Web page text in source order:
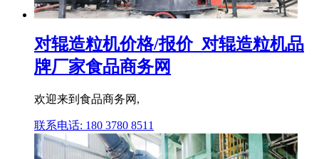
对辊造粒机价格/报价_对辊造粒机品
牌厂家食品商务网
欢迎来到食品商务网,
联系电话: 180 3780 8511